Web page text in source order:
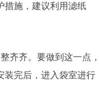
措施，建议利用滤纸
齐齐。要做到这一点，
装完后，进入袋室进行